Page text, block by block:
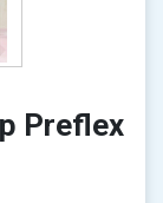
Preflex